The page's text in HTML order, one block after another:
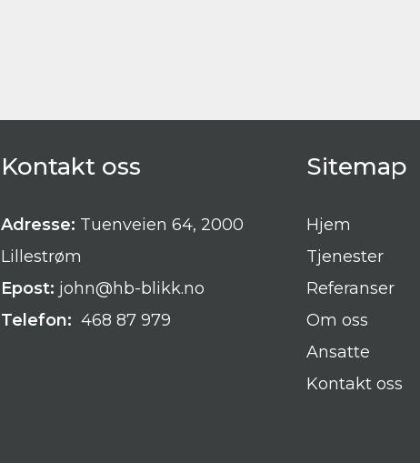
Kontakt oss
Adresse: Tuenveien 64, 2000
Lillestrøm
Epost: john@hb-blikk.no
Telefon: 468 87 979
Sitemap
Hjem
Tjenester
Referanser
Om oss
Ansatte
Kontakt oss